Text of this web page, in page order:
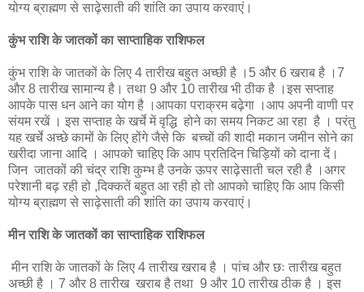
योग्य ब्राह्मण से साढ़ेसाती की शांति का उपाय करवाएं।
कुंभ राशि के जातकों का साप्ताहिक राशिफल
कुंभ राशि के जातकों के लिए 4 तारीख बहुत अच्छी है ।5 और 6 खराब है ।7
और 8 तारीख सामान्य है। तथा 9 और 10 तारीख भी ठीक है ।इस सप्ताह
आपके पास धन आने का योग है ।आपका पराक्रम बढ़ेगा ।आप अपनी वाणी पर
संयम रखें । इस सप्ताह के खर्चे में वृद्धि होने का समय निकट आ रहा है । परंतु
यह खर्चे अच्छे कामों के लिए होंगे जैसे कि बच्चों की शादी मकान जमीन सोने का
खरीदा जाना आदि । आपको चाहिए कि आप प्रतिदिन चिड़ियों को दाना दें।
जिन जातकों की चंद्र राशि कुम्भ है उनके ऊपर साढ़ेसाती चल रही है ।अगर
परेशानी बढ़ रही हो ,दिक्कतें बहुत आ रही हो तो आपको चाहिए कि आप किसी
योग्य ब्राह्मण से साढ़ेसाती की शांति का उपाय करवाएं।
मीन राशि के जातकों का साप्ताहिक राशिफल
मीन राशि के जातकों के लिए 4 तारीख खराब है । पांच और छः तारीख बहुत
अच्छी है । 7 और 8 तारीख खराब है तथा 9 और 10 तारीख ठीक है । इस